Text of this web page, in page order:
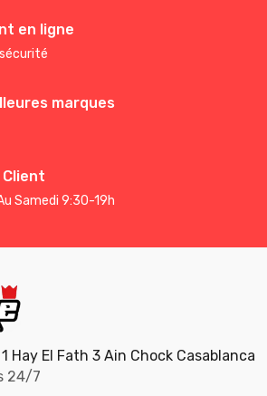
en ligne
marques
Samedi 9:30-19h
Hay El Fath 3 Ain Chock Casablanca
24/7